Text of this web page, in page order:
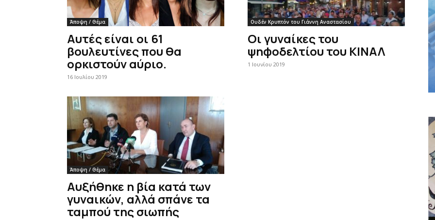
Άποψη / Θέμα
Αυτές είναι οι 61
βουλευτίνες που θα
ορκιστούν αύριο.
16 Ιουλίου 2019
Ουδέν Κρυπτόν του Γιάννη Αναστασίου
Οι γυναίκες του
ψηφοδελτίου του ΚΙΝΑΛ
1 Ιουνίου 2019
Άποψη / Θέμα
Αυξήθηκε η βία κατά των
γυναικών, αλλά σπάνε τα
ταμπού της σιωπής